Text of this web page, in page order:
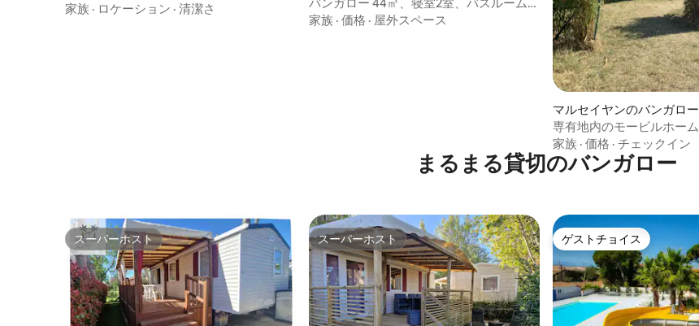
家族 · ロケーション · 清潔さ
室、テラス40㎡
家族 · 価格 · 屋外スペース
マルセイヤンのバンガロー
専有地内のモービルホーム
家族 · 価格 · チェックイン
まるまる貸切のバンガロー
スーパーホスト
スーパーホスト スーパーホスト
スーパーホスト ゲストチョイス
ゲストチョイス